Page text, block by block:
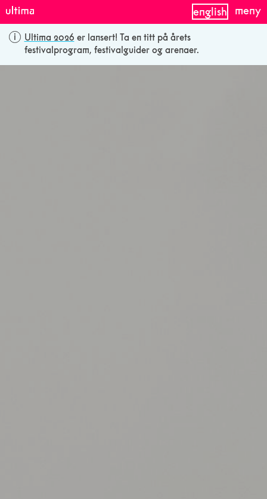
Ultima 2026 er lansert! Ta en titt på årets
festivalprogram, festivalguider og arenaer.
english meny